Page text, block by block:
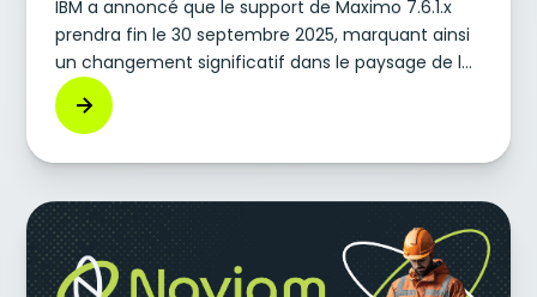
IBM a annoncé que le support de Maximo 7.6.1.x
prendra fin le 30 septembre 2025, marquant ainsi
un changement significatif dans le paysage de la
gestion des actifs d'entreprise (EAM). Pour les
entreprises qui s'appuient encore sur les
qu'une simple mise à jour de routine, c'est un
point de décision. Vous pouvez conserver votre
ancien système grâce à un support étendu ou
faire le saut stratégique vers la plateforme EAM
moderne d'IBM : Maximo Application Suite (MAS).